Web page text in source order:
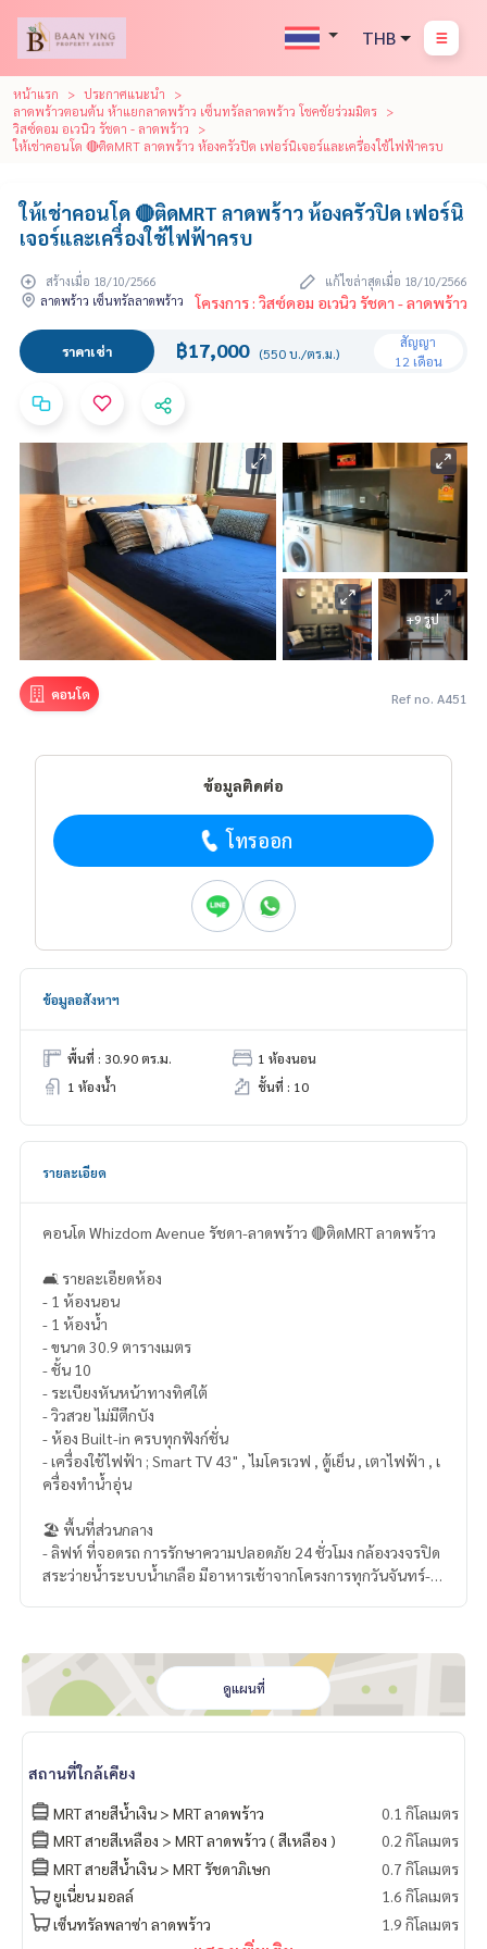
THB
หน้าแรก
ประกาศแนะนำ
ลาดพร้าวตอนต้น ห้าแยกลาดพร้าว เซ็นทรัลลาดพร้าว โชคชัยร่วมมิตร
วิสซ์ดอม อเวนิว รัชดา - ลาดพร้าว
ให้เช่าคอนโด 🔴ติดMRT ลาดพร้าว ห้องครัวปิด เฟอร์นิเจอร์และเครื่องใช้ไฟฟ้าครบ
ให้เช่าคอนโด 🔴ติดMRT ลาดพร้าว ห้องครัวปิด เฟอร์นิ
เจอร์และเครื่องใช้ไฟฟ้าครบ
สร้างเมื่อ 18/10/2566
แก้ไขล่าสุดเมื่อ 18/10/2566
ลาดพร้าว เซ็นทรัลลาดพร้าว
โครงการ : วิสซ์ดอม อเวนิว รัชดา - ลาดพร้าว
ราคาเช่า ฿17,000 (550 บ./ตร.ม.)
สัญญา
12 เดือน
+9 รูป
คอนโด Ref no. A451
ข้อมูลติดต่อ
โทรออก
ข้อมูลอสังหาฯ
พื้นที่ : 30.90 ตร.ม.
1 ห้องนอน
1 ห้องน้ำ
ชั้นที่ : 10
รายละเอียด
คอนโด Whizdom Avenue รัชดา-ลาดพร้าว 🔴ติดMRT ลาดพร้าว
🛋️ รายละเอียดห้อง
- 1 ห้องนอน
- 1 ห้องน้ำ
- ขนาด 30.9 ตารางเมตร
- ชั้น 10
- ระเบียงหันหน้าทางทิศใต้
- วิวสวย ไม่มีตึกบัง
- ห้อง Built-in ครบทุกฟังก์ชั่น
- เครื่องใช้ไฟฟ้า ; Smart TV 43" , ไมโครเวฟ , ตู้เย็น , เตาไฟฟ้า , เ
ครื่องทำน้ำอุ่น
🏖️ พื้นที่ส่วนกลาง
- ลิฟท์ ที่จอดรถ การรักษาความปลอดภัย 24 ชั่วโมง กล้องวงจรปิด
สระว่ายน้ำระบบน้ำเกลือ มีอาหารเช้าจากโครงการทุกวันจันทร์-ศุ
- ติด MRT ลาดพร้าว 0 เมตร
- มี Gourmet Market อยู่ใต้คอนโด
- ใกล้ เซ็นทรัลลาดพร้าว CBD แห่งใหม่ แยกรัชดา - พระราม 9-อโศ
ก
- ในแง่คนทำงานประจำอยู่แถบวิภาวดี-ลาดพร้าว-รัชดาภิเษก จะถื
อว่าเป็นทำเลที่มีความสะดวกมาก เพราะอยู่ตรงหัวมุมแยกรัชดา-ล
าดพร้าวพอดี
- Homepro รัชดา 850 เมตร
- ศาลอาญา 1.2 กิโลเมตร
- กรมส่งเสริมการส่งออก 1.4 กิโลเมตร
- มหาวิทยาลัยราชภัฏจันทรเกษม 1.5 เมตร
- สวนจตุจักร 2.5 กิโลเมตร
- โรงเรียนเซนต์จอห์น 2.6 กิโลเมตร
ดูแผนที่
สถานที่ใกล้เคียง
MRT สายสีน้ำเงิน > MRT ลาดพร้าว
0.1 กิโลเมตร
MRT สายสีเหลือง > MRT ลาดพร้าว ( สีเหลือง )
0.2 กิโลเมตร
MRT สายสีน้ำเงิน > MRT รัชดาภิเษก
0.7 กิโลเมตร
ยูเนี่ยน มอลล์
1.6 กิโลเมตร
เซ็นทรัลพลาซ่า ลาดพร้าว
1.9 กิโลเมตร